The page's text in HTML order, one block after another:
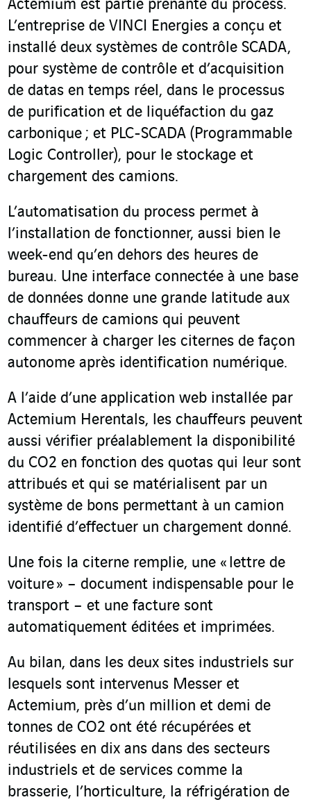
Actemium est partie prenante du process.
L’entreprise de VINCI Energies a conçu et
installé deux systèmes de contrôle SCADA,
pour système de contrôle et d’acquisition
de datas en temps réel, dans le processus
de purification et de liquéfaction du gaz
carbonique ; et PLC-SCADA (Programmable
Logic Controller), pour le stockage et
chargement des camions.
L’automatisation du process permet à
l’installation de fonctionner, aussi bien le
week-end qu’en dehors des heures de
bureau. Une interface connectée à une base
de données donne une grande latitude aux
chauffeurs de camions qui peuvent
commencer à charger les citernes de façon
autonome après identification numérique.
A l’aide d’une application web installée par
Actemium Herentals, les chauffeurs peuvent
aussi vérifier préalablement la disponibilité
du CO2 en fonction des quotas qui leur sont
attribués et qui se matérialisent par un
système de bons permettant à un camion
identifié d’effectuer un chargement donné.
Une fois la citerne remplie, une « lettre de
voiture » – document indispensable pour le
transport – et une facture sont
automatiquement éditées et imprimées.
Au bilan, dans les deux sites industriels sur
lesquels sont intervenus Messer et
Actemium, près d’un million et demi de
tonnes de CO2 ont été récupérées et
réutilisées en dix ans dans des secteurs
industriels et de services comme la
brasserie, l’horticulture, la réfrigération de